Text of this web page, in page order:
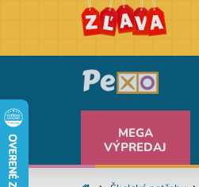
MEGA
VÝPREDAJ